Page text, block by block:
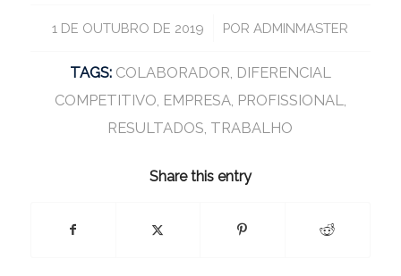
1 DE OUTUBRO DE 2019
/ PORADMINMASTER
TAGS: COLABORADOR, DIFERENCIAL
COMPETITIVO, EMPRESA, PROFISSIONAL,
RESULTADOS, TRABALHO
Share this entry